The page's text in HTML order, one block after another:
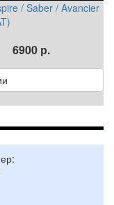
/ Saber / Avancier
6900 р.